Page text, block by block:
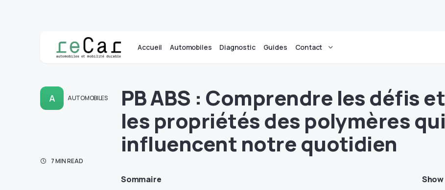
Accueil Automobiles Diagnostic Guides Contact
A AUTOMOBILES
7 MIN READ
PB ABS : Comprendre les défis et
les propriétés des polymères qui
influencent notre quotidien
Sommaire Show